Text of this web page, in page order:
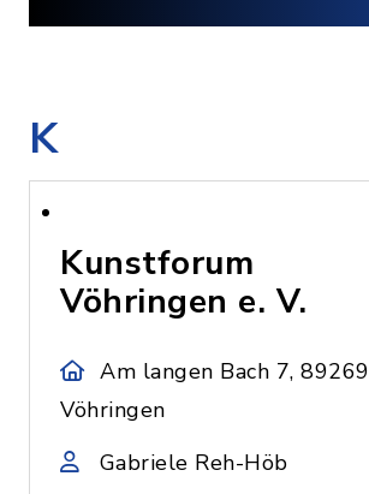
K
Kunstforum
Vöhringen e. V.
Am langen Bach 7, 89269
Vöhringen
Gabriele Reh-Höb